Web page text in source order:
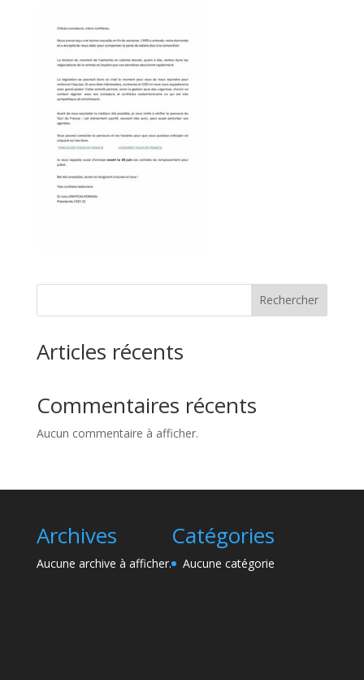
Rechercher
Articles récents
Commentaires récents
Aucun commentaire à afficher.
Archives
Aucune archive à afficher.
Catégories
Aucune catégorie